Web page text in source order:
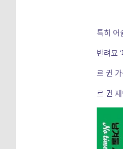
특히 어
반려묘
르 귄
르 귄